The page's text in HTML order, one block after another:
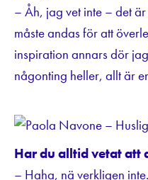
– Åh, jag vet inte – det
måste andas för att
inspiration annars dör
någonting heller, allt är
Har du alltid vetat att
– Haha, nä verkligen